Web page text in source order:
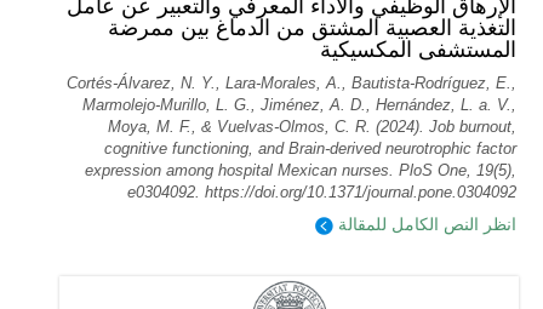
الإرهاق الوظيفي والأداء المعرفي والتعبير عن عامل
التغذية العصبية المشتق من الدماغ بين ممرضة
المستشفى المكسيكية
Cortés-Álvarez, N. Y., Lara-Morales, A., Bautista-Rodríguez, E.,
Marmolejo-Murillo, L. G., Jiménez, A. D., Hernández, L. a. V.,
Moya, M. F., & Vuelvas-Olmos, C. R. (2024). Job burnout,
cognitive functioning, and Brain-derived neurotrophic factor
expression among hospital Mexican nurses. PloS One, 19(5),
e0304092. https://doi.org/10.1371/journal.pone.0304092
انظر النص الكامل للمقالة